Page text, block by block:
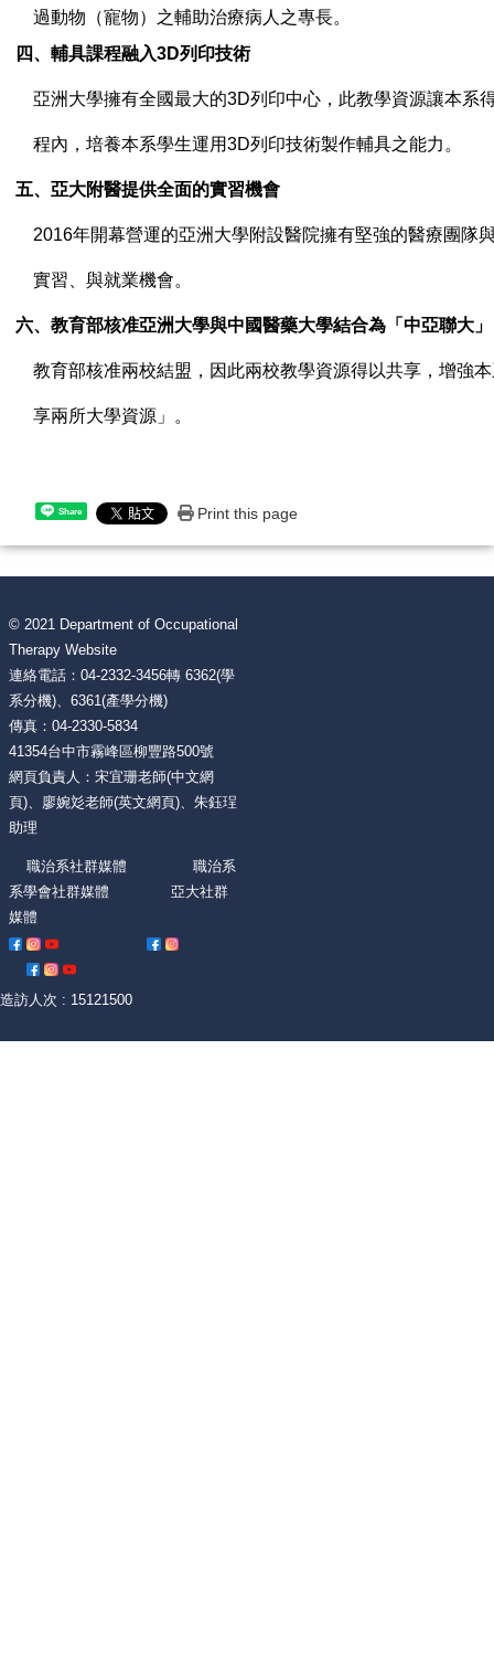
過動物（寵物）之輔助治療病人之專長。
四、輔具課程融入3D列印技術
亞洲大學擁有全國最大的3D列印中心，此教學資源讓本系
程內，培養本系學生運用3D列印技術製作輔具之能力。
五、亞大附醫提供全面的實習機會
2016年開幕營運的亞洲大學附設醫院擁有堅強的醫療團隊
實習、與就業機會。
六、教育部核准亞洲大學與中國醫藥大學結合為「中亞聯大」
教育部核准兩校結盟，因此兩校教學資源得以共享，增強
享兩所大學資源」。
Share Print this page
© 2021 Department of Occupational
Therapy Website
連絡電話：04-2332-3456轉 6362(學
系分機)、6361(產學分機)
傳真：04-2330-5834
41354台中市霧峰區柳豐路500號
網頁負責人：宋宜珊老師(中文網
頁)、廖婉彣老師(英文網頁)、朱鈺珵
助理
職治系社群媒體 職治系
系學會社群媒體 亞大社群
媒體
造訪人次 : 15121500